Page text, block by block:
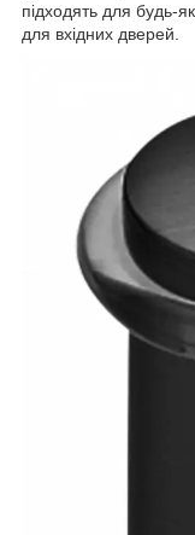
підходять для будь-
для вхідних дверей.